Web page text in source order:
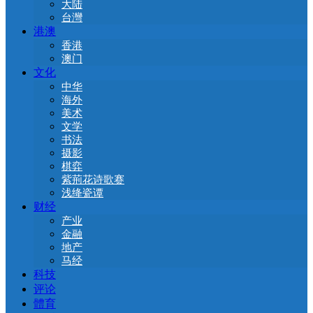
大陆
台灣
港澳
香港
澳门
文化
中华
海外
美术
文学
书法
摄影
棋弈
紫荊花诗歌赛
浅绛瓷谭
财经
产业
金融
地产
马经
科技
评论
體育